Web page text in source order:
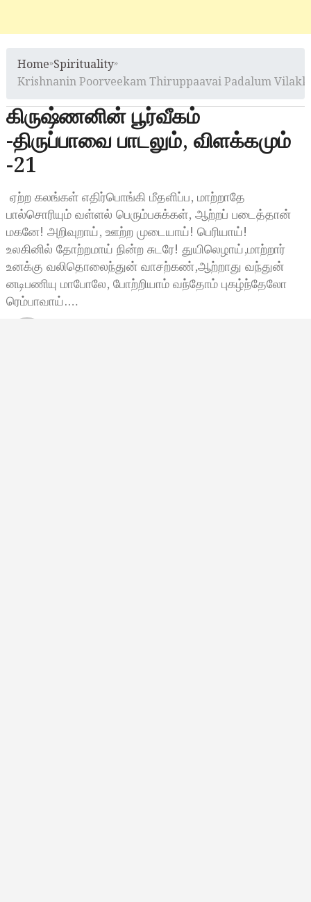
Home»Spirituality»
Krishnanin Poorveekam Thiruppaavai Padalum
கிருஷ்ணனின் பூர்வீகம்
-திருப்பாவை பாடலும், விளக்கமும்
-21
ஏற்ற கலங்கள் எதிர்பொங்கி மீதளிப்ப, மாற்றாதே
பால்சொரியும் வள்ளல் பெரும்பசுக்கள், ஆற்றப் படைத்தான்
மகனே! அறிவுறாய், ஊற்ற முடையாய்! பெரியாய்!
உலகினில் தோற்றமாய் நின்ற சுடரே! துயிலெழாய்,மாற்றார்
உனக்கு வலிதொலைந்துன் வாசற்கண்,ஆற்றாது வந்துன்
னடிபணியு மாபோலே, போற்றியாம் வந்தோம் புகழ்ந்தேலோ
ரெம்பாவாய்.…